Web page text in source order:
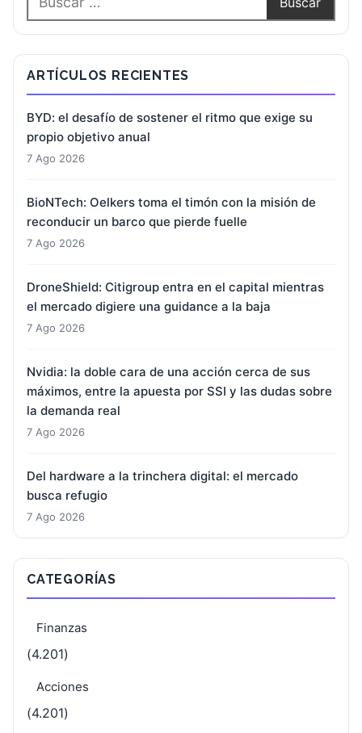
ARTÍCULOS RECIENTES
BYD: el desafío de sostener el ritmo que exige su
propio objetivo anual
7 Ago 2026
BioNTech: Oelkers toma el timón con la misión de
reconducir un barco que pierde fuelle
7 Ago 2026
DroneShield: Citigroup entra en el capital mientras
el mercado digiere una guidance a la baja
7 Ago 2026
Nvidia: la doble cara de una acción cerca de sus
máximos, entre la apuesta por SSI y las dudas sobre
la demanda real
7 Ago 2026
Del hardware a la trinchera digital: el mercado
busca refugio
7 Ago 2026
CATEGORÍAS
Finanzas
(4.201)
Acciones
(4.201)